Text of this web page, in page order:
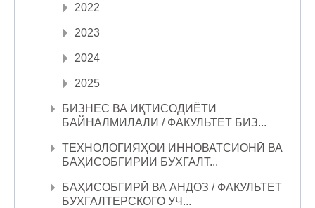
2022
2023
2024
2025
БИЗНЕС ВА ИҚТИСОДИЁТИ
БАЙНАЛМИЛАЛӢ / ФАКУЛЬТЕТ БИЗ...
ТЕХНОЛОГИЯҲОИ ИННОВАТСИОНӢ ВА
БАҲИСОБГИРИИ БУХГАЛТ...
БАҲИСОБГИРӢ ВА АНДОЗ / ФАКУЛЬТЕТ
БУХГАЛТЕРСКОГО УЧ...